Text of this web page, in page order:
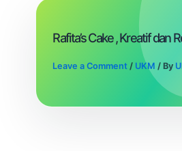
Rafita’s Cake , Kreatif dan
Leave a Comment / UKM / By